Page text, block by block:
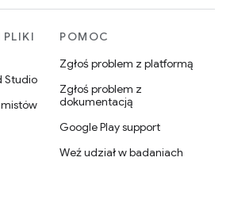
Studio
POMOC
Zgłoś problem z platformą
Zgłoś problem z
dokumentacją
Google Play support
Weź udział w badaniach